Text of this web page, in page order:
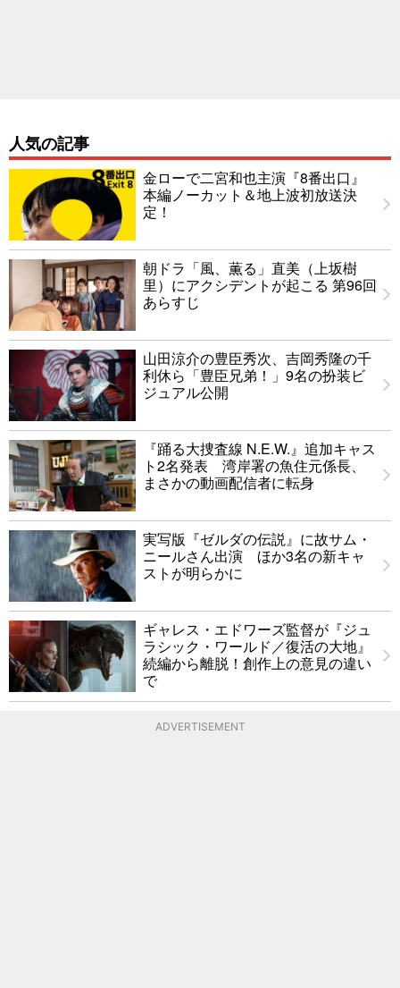
人気の記事
金ローで二宮和也主演『8番出口』
本編ノーカット＆地上波初放送決
定！
朝ドラ「風、薫る」直美（上坂樹
里）にアクシデントが起こる 第96回
あらすじ
山田涼介の豊臣秀次、吉岡秀隆の千
利休ら「豊臣兄弟！」9名の扮装ビ
ジュアル公開
『踊る大捜査線 N.E.W.』追加キャス
ト2名発表 湾岸署の魚住元係長、
まさかの動画配信者に転身
実写版『ゼルダの伝説』に故サム・
ニールさん出演 ほか3名の新キャ
ストが明らかに
ギャレス・エドワーズ監督が『ジュ
ラシック・ワールド／復活の大地』
続編から離脱！創作上の意見の違い
で
ADVERTISEMENT